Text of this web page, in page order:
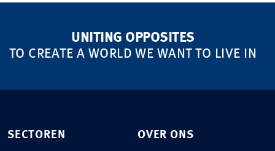
UNITING OPPOSITES
TO CREATE A WORLD WE WANT TO LIVE IN
SECTOREN OVER ONS